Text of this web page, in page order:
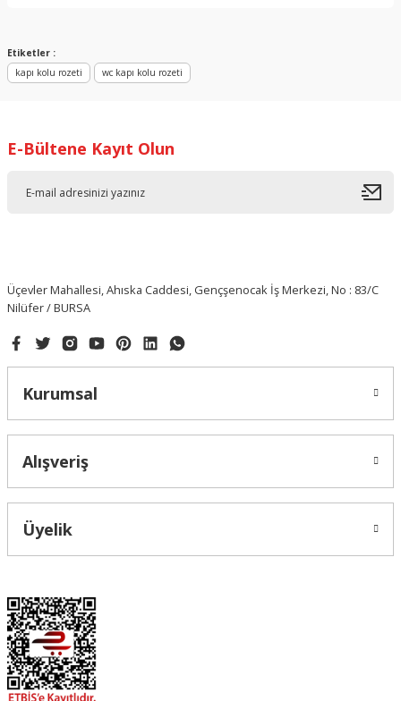
Etiketler :
kapı kolu rozeti
wc kapı kolu rozeti
E-Bültene Kayıt Olun
Üçevler Mahallesi, Ahıska Caddesi, Gençşenocak İş Merkezi, No : 83/C
Nilüfer / BURSA
Kurumsal
Alışveriş
Üyelik